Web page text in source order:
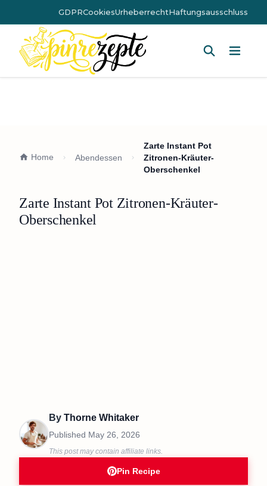
GDPRCookiesUrheberrechtHaftungsausschluss
Home Abendessen
Zarte Instant Pot
Zitronen-Kräuter-
Oberschenkel
Zarte Instant Pot Zitronen-Kräuter-
Oberschenkel
By Thorne Whitaker
Published May 26, 2026
This post may contain affiliate links.
Pin Recipe